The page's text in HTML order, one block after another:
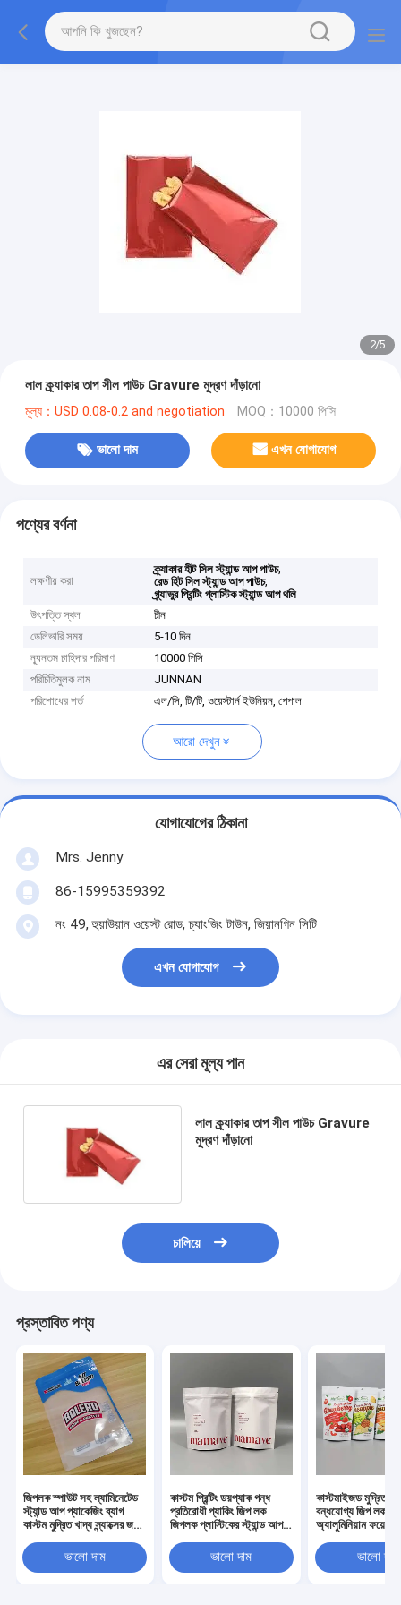
2/5
লাল ক্র্যাকার তাপ সীল পাউচ Gravure মুদ্রণ দাঁড়ানো
মূল্য：USD 0.08-0.2 and negotiation MOQ：10000 পিসি
ভালো দাম এখন যোগাযোগ
পণ্যের বর্ণনা
লক্ষণীয় করা
ক্র্যাকার হীট সিল স্ট্যান্ড আপ পাউচ,
রেড হিট সিল স্ট্যান্ড আপ পাউচ,
গ্র্যাভুর প্রিন্টিং প্লাস্টিক স্ট্যান্ড আপ থলি
উৎপত্তি স্থল
চীন
ডেলিভারি সময়
5-10 দিন
ন্যূনতম চাহিদার পরিমাণ
10000 পিসি
পরিচিতিমুলক নাম
JUNNAN
পরিশোধের শর্ত
এল/সি, টি/টি, ওয়েস্টার্ন ইউনিয়ন, পেপাল
আরো দেখুন
যোগাযোগের ঠিকানা
Mrs. Jenny
86-15995359392
নং 49, হুয়াউয়ান ওয়েস্ট রোড, চ্যাংজিং টাউন, জিয়ানগিন সিটি
এখন যোগাযোগ
এর সেরা মূল্য পান
লাল ক্র্যাকার তাপ সীল পাউচ Gravure
মুদ্রণ দাঁড়ানো
চালিয়ে
প্রস্তাবিত পণ্য
জিপলক স্পাউট সহ ল্যামিনেটেড
স্ট্যান্ড আপ প্যাকেজিং ব্যাগ
কাস্টম মুদ্রিত খাদ্য স্ন্যাক্সের জন্য
এবং সঞ্চয়স্থানভালো দাম
কাস্টম প্রিন্টিং ডয়প্যাক গন্ধ
প্রতিরোধী প্যাকিং জিপ লক
জিপলক প্লাস্টিকের স্ট্যান্ড আপ
ভালো দাম
কাস্টমাইজড মুদ্রিত
বন্ধযোগ্য জিপ লক
অ্যালুমিনিয়াম ফয়েল
Doypack স্ট্যান্ড
প্যাকেট খাদ্য
ভালো দাম